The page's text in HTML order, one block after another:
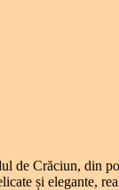
de Crăciun, din
și elegante,